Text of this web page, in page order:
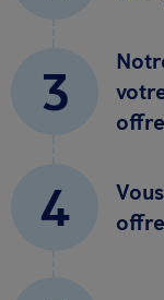
3
4
offre